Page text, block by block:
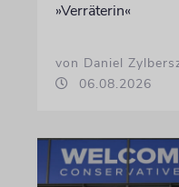
»Verräterin«
von Daniel
06.08.2026